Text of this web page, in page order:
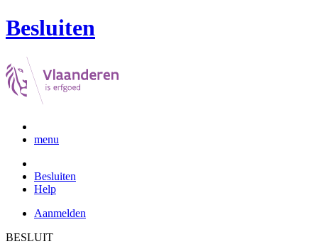
Besluiten
menu
Besluiten
Help
Aanmelden
BESLUIT